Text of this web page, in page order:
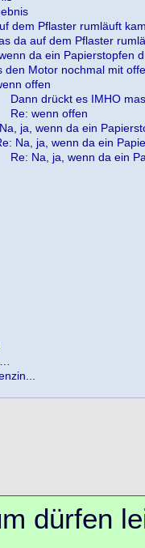
dem Pflaster rumläuft
da auf dem Pflaster
da ein Papierstopfen
den Motor nochmal mit
offen
Dann drückt es IMHO
Re: wenn offen
ja, wenn da ein
Na, ja, wenn da ein
Re: Na, ja, wenn da ein
dürfen